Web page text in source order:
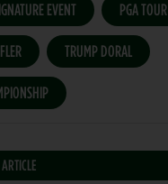
EVENT PGA TOUR
TRUMP DORAL